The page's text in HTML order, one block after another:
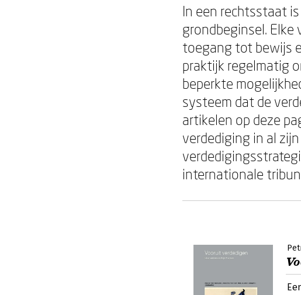
In een rechtsstaat
grondbeginsel. Elke
toegang tot bewijs
praktijk regelmatig
beperkte
systeem dat de
artikelen op deze
verdediging in al
internationale